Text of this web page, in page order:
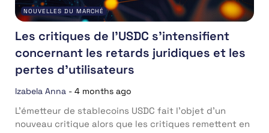
NOUVELLES DU MARCHÉ
Les critiques de l’USDC s’intensifient
concernant les retards juridiques et les
pertes d’utilisateurs
Izabela Anna - 4 months ago
L’émetteur de stablecoins USDC fait l’objet d’un
nouveau critique alors que les critiques remettent en